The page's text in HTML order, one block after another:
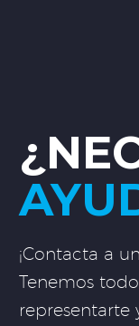
¡Contacta a
Tenemos
representarte